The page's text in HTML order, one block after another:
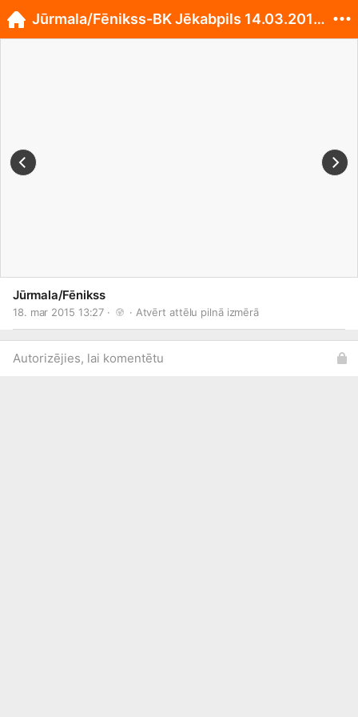
Jūrmala/Fēnikss
18. mar 2015 13:27 · · Atvērt attēlu pilnā izmērā
Autorizējies, lai komentētu
Jūrmala/Fēnikss-BK Jēkabpils 14.03.2015. 78:77